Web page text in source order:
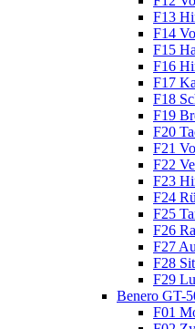
F13
F14
F15
F16
F17
F18
F19
F20
F21
F22
F23
F24
F25
F26
F27
F28
F29
Benero GT-
F01